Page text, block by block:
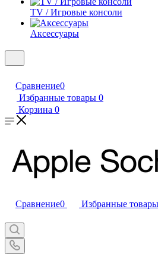
TV / Игровые консоли
Аксессуары
Сравнение0
Избранные товары 0
Корзина 0
Сравнение0 Избранные товары